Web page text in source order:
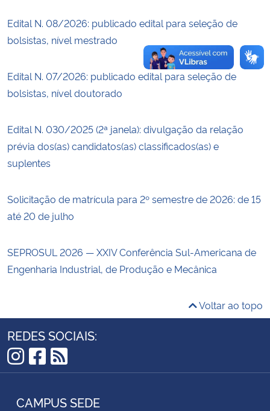
Edital N. 08/2026: publicado edital para seleção de
bolsistas, nível mestrado
Edital N. 07/2026: publicado edital para seleção de
bolsistas, nível doutorado
Edital N. 030/2025 (2ª janela): divulgação da relação
prévia dos(as) candidatos(as) classificados(as) e
suplentes
Solicitação de matrícula para 2º semestre de 2026: de 15
até 20 de julho
SEPROSUL 2026 — XXIV Conferência Sul-Americana de
Engenharia Industrial, de Produção e Mecânica
Voltar ao topo
REDES SOCIAIS:
Instagram
Facebook
RSS
CAMPUS SEDE